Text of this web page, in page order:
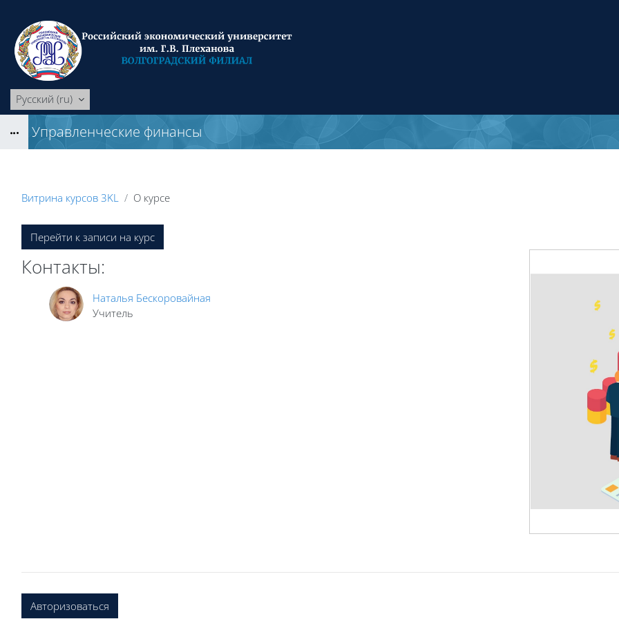
Русский ‎(ru)‎
Управленческие финансы
Витрина курсов 3KL О курсе
Блоки
Перейти к записи на курс
Контакты:
Наталья Бескоровайная
Учитель
Авторизоваться